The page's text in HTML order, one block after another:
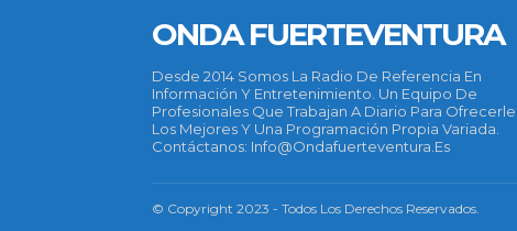
ONDA FUERTEVENTURA
Desde 2014 Somos La Radio De Referencia En
Información Y Entretenimiento. Un Equipo De
Profesionales Que Trabajan A Diario Para Ofrecerle
Los Mejores Y Una Programación Propia Variada.
Contáctanos: Info@ondafuerteventura.es
© Copyright 2023 - Todos Los Derechos Reservados.